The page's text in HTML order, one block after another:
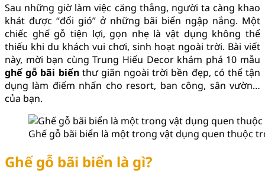
Sau những giờ làm việc căng thẳng, người ta càng khao
khát được “đổi gió” ở những bãi biển ngập nắng. Một
chiếc ghế gỗ tiện lợi, gọn nhẹ là vật dụng không thể
thiếu khi du khách vui chơi, sinh hoạt ngoài trời. Bài viết
này, mời bạn cùng Trung Hiếu Decorkhám phá 10 mẫu
ghế gỗ bãi biểnthư giãn ngoài trời bền đẹp, có thể tận
dụng làm điểm nhấn cho resort, ban công, sân vườn…
của bạn.
Ghế gỗ bãi biển là một trong vật dụng quen thuộc
Ghế gỗ bãi biển là gì?